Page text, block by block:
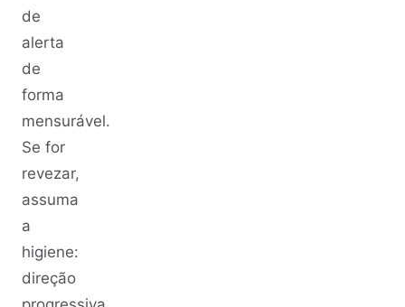
de
alerta
de
forma
mensurável.
Se for
revezar,
assuma
a
higiene:
direção